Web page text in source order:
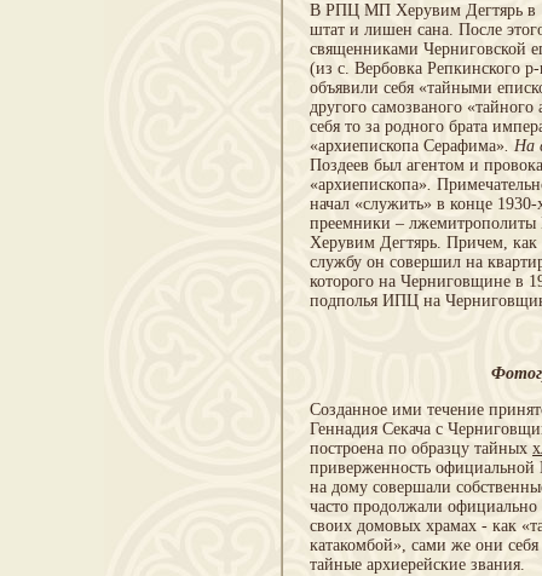
В РПЦ МП Херувим Дегтярь в
штат и лишен сана. После
священниками Черниговской
(из с. Вербовка Репкинского
объявили себя «тайными
другого самозваного
себя то за родного брата
«архиепископа Серафима». На
Поздеев был агентом и
«архиепископа».
начал «служить» в конце
преемники – лжемитрополиты
Херувим Дегтярь. Причем, как
службу он совершил на
которого на Черниговщине в
подполья ИПЦ на
Созданное ими течение
Геннадия Секача с
построена по образцу тайных
приверженность официальной
на дому совершали
часто продолжали
своих домовых храмах - как
катакомбой», сами же они
тайные архиерейские звания.